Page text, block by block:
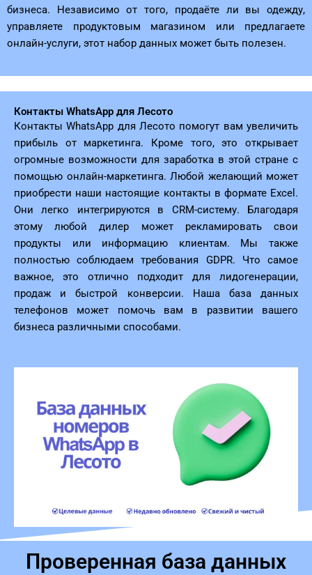
бизнеса. Независимо от того, продаёте ли вы одежду,
управляете продуктовым магазином или предлагаете
онлайн-услуги, этот набор данных может быть полезен.
Контакты WhatsApp для Лесото
Контакты WhatsApp для Лесото помогут вам увеличить
прибыль от маркетинга. Кроме того, это открывает
огромные возможности для заработка в этой стране с
помощью онлайн-маркетинга. Любой желающий может
приобрести наши настоящие контакты в формате Excel.
Они легко интегрируются в CRM-систему. Благодаря
этому любой дилер может рекламировать свои
продукты или информацию клиентам. Мы также
полностью соблюдаем требования GDPR. Что самое
важное, это отлично подходит для лидогенерации,
продаж и быстрой конверсии. Наша база данных
телефонов может помочь вам в развитии вашего
бизнеса различными способами.
Проверенная база данных